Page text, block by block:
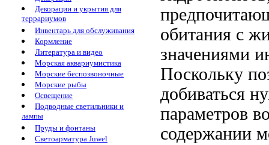
Декорации и укрытия для
террариумов
Инвентарь для обслуживания
Кормление
Литература и видео
Морская аквариумистика
Морские беспозвоночные
Морские рыбы
Освещение
Подводные светильники и
лампы
Пруды и фонтаны
Светоарматура Juwel
обитания с
значениями
Поскольку
добиваться
параметров
содержании